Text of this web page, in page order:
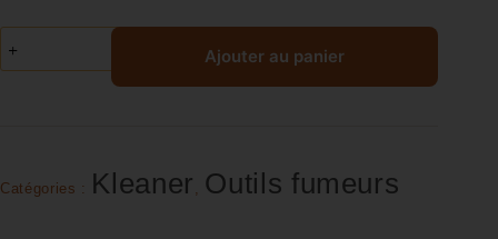
Ajouter au panier
Catégories : Kleaner , Outils fumeurs